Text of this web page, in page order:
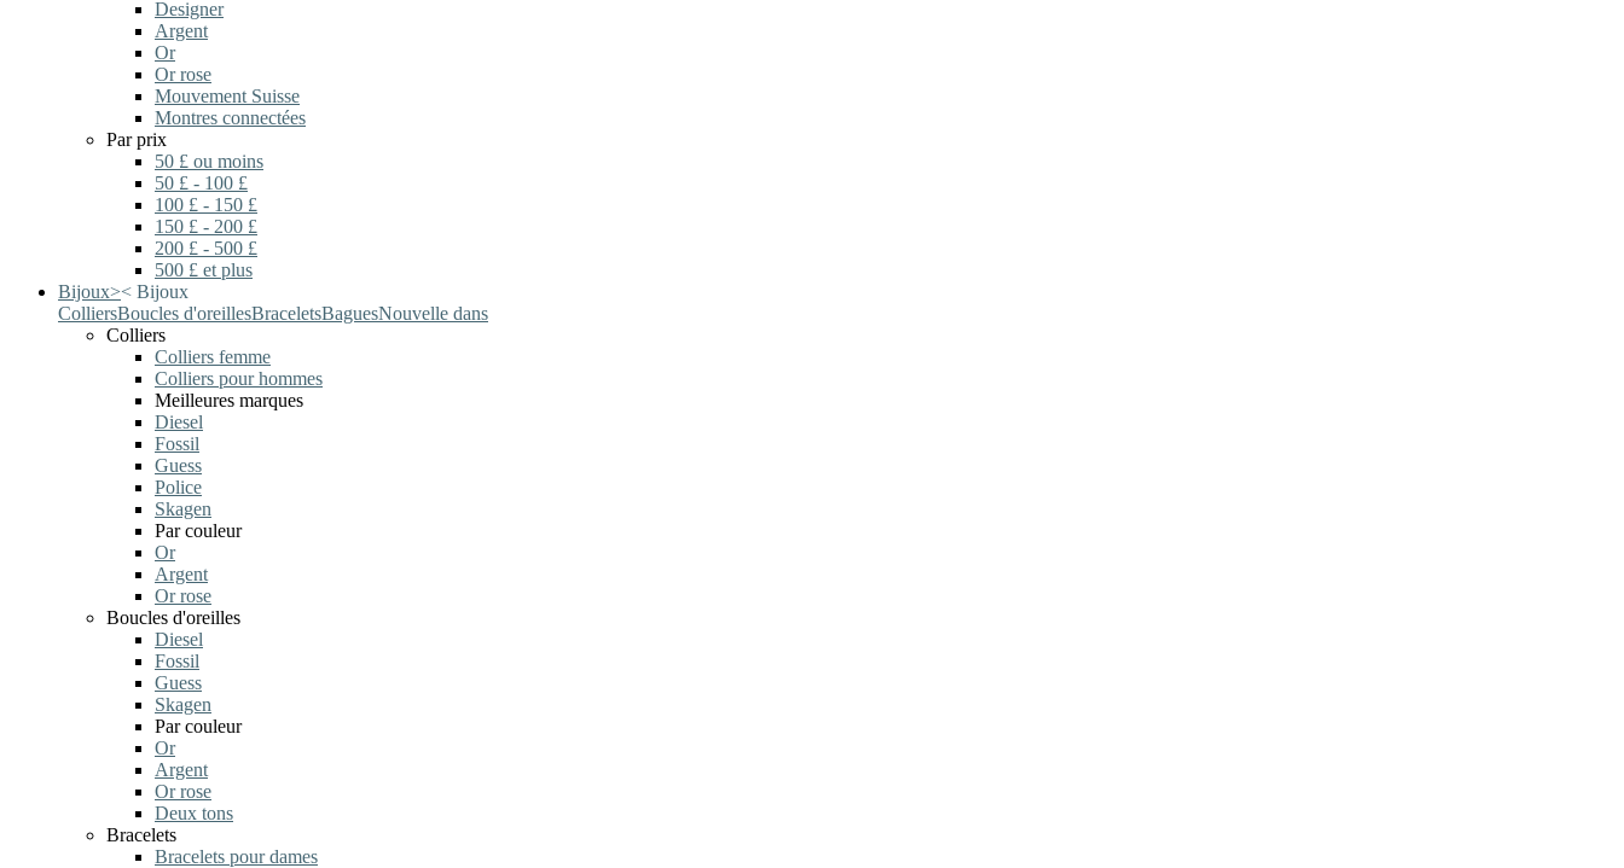
Designer
Argent
Or
Or rose
Mouvement Suisse
Montres connectées
Par prix
50 £ ou moins
50 £ - 100 £
100 £ - 150 £
150 £ - 200 £
200 £ - 500 £
500 £ et plus
Bijoux>< Bijoux
ColliersBoucles d'oreillesBraceletsBaguesNouvelle dans
Colliers
Colliers femme
Colliers pour hommes
Meilleures marques
Diesel
Fossil
Guess
Police
Skagen
Par couleur
Or
Argent
Or rose
Boucles d'oreilles
Diesel
Fossil
Guess
Skagen
Par couleur
Or
Argent
Or rose
Deux tons
Bracelets
Bracelets pour dames